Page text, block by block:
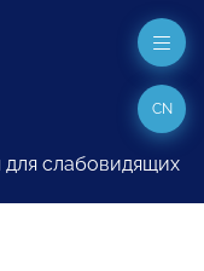
для слабовидящих
CN